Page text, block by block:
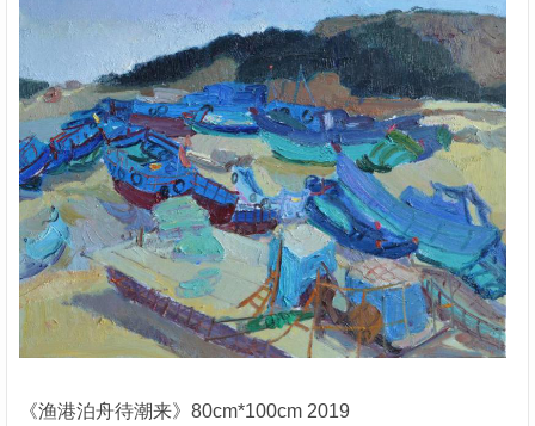
《渔港泊舟待潮来》80cm*100cm 2019